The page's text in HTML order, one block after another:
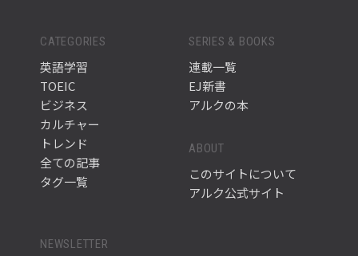
CATEGORIES
英語学習
TOEIC
ビジネス
カルチャー
トレンド
全ての記事
タグ一覧
SERIES & BOOKS
連載一覧
EJ新書
アルクの本
ABOUT
このサイトについて
アルク公式サイト
NEWSLETTER